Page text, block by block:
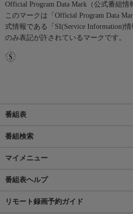
Official Program Data Mark（公式番組情
このマークは「Official Program Data
式情報である「SI(Service Information)
のみ表記が許されているマークです。
番組表
番組検索
マイメニュー
番組表ヘルプ
リモート録画予約ガイド